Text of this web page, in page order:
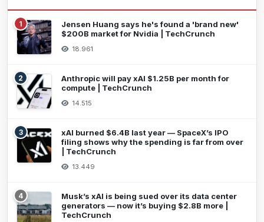
1
Jensen Huang says he's found a 'brand new'
$200B market for Nvidia | TechCrunch
18.961
2
Anthropic will pay xAI $1.25B per month for
compute | TechCrunch
14.515
3
xAI burned $6.4B last year — SpaceX’s IPO
filing shows why the spending is far from over
| TechCrunch
13.449
4
Musk’s xAI is being sued over its data center
generators — now it’s buying $2.8B more |
TechCrunch